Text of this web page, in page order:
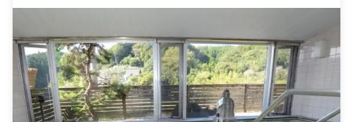
hitachiota.com/sp/page/page000096.html